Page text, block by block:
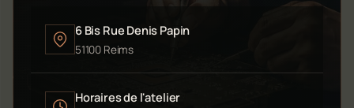
6 Bis Rue Denis Papin
51100 Reims
Horaires de l'atelier